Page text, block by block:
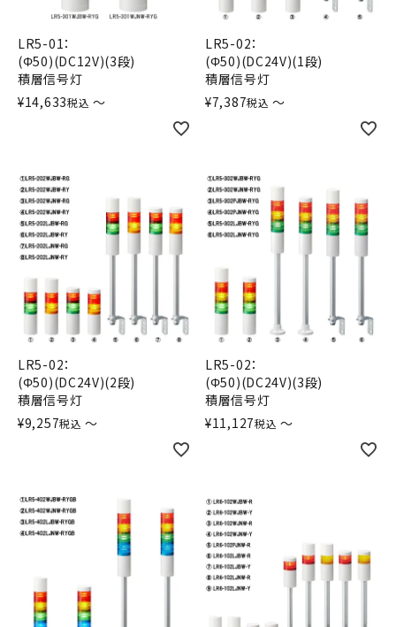
LR5-01：
(Φ50)(DC12V)(3段)
積層信号灯
¥14,633税込 〜
LR5-02：
(Φ50)(DC24V)(1段)
積層信号灯
¥7,387税込 〜
LR5-02：
(Φ50)(DC24V)(2段)
積層信号灯
¥9,257税込 〜
LR5-02：
(Φ50)(DC24V)(3段)
積層信号灯
¥11,127税込 〜